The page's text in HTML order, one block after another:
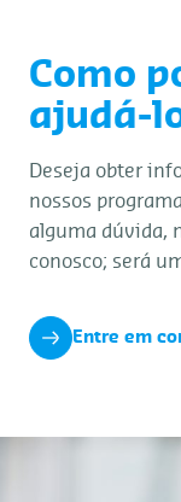
Como
ajudá-
Deseja obter
nossos
alguma dúvida,
conosco; será
Entre em